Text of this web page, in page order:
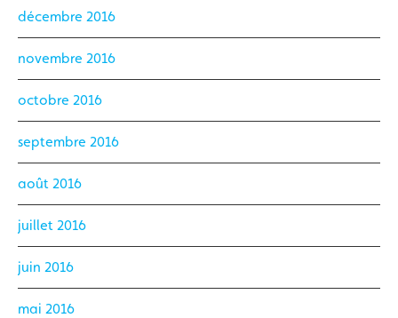
décembre 2016
novembre 2016
octobre 2016
septembre 2016
août 2016
juillet 2016
juin 2016
mai 2016